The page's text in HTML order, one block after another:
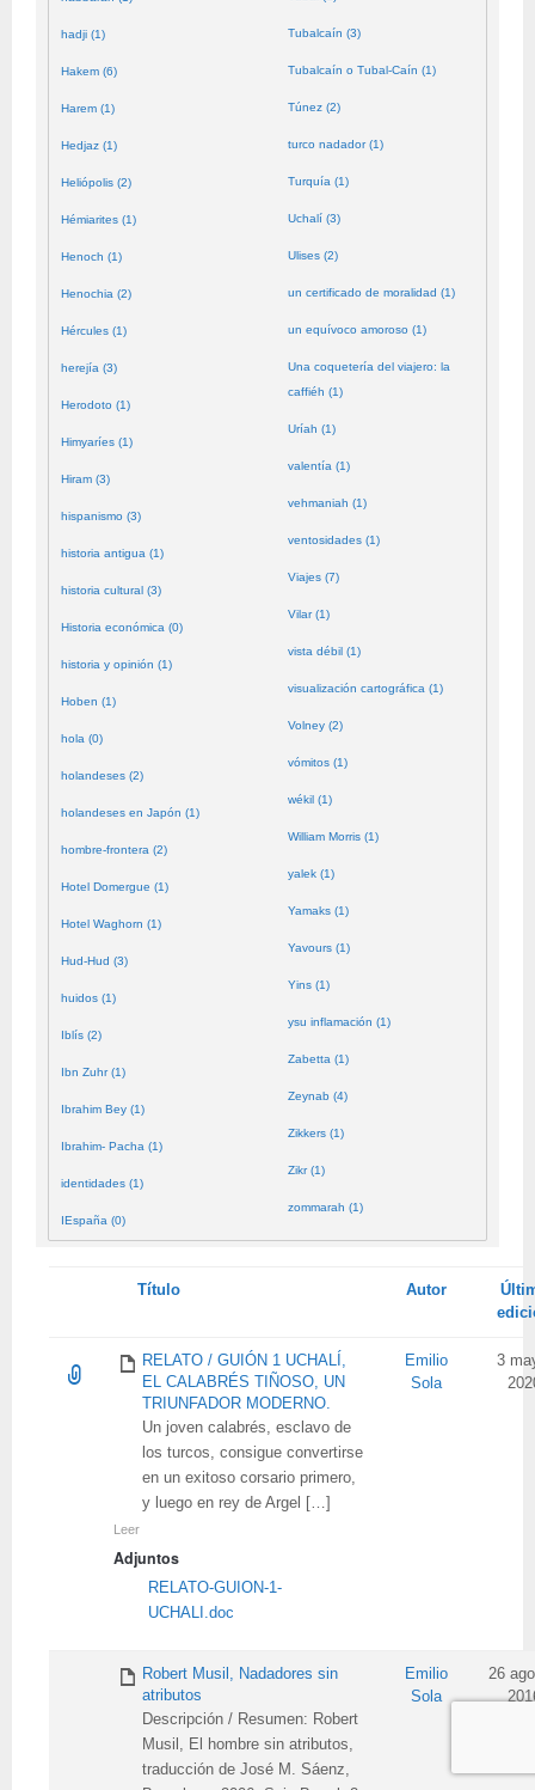
hadji (1)
Hakem (6)
Harem (1)
Hedjaz (1)
Heliópolis (2)
Hémiarites (1)
Henoch (1)
Henochia (2)
Hércules (1)
herejía (3)
Herodoto (1)
Himyaríes (1)
Hiram (3)
hispanismo (3)
historia antigua (1)
historia cultural (3)
Historia económica (0)
historia y opinión (1)
Hoben (1)
hola (0)
holandeses (2)
holandeses en Japón (1)
hombre-frontera (2)
Hotel Domergue (1)
Hotel Waghorn (1)
Hud-Hud (3)
huidos (1)
Iblís (2)
Ibn Zuhr (1)
Ibrahim Bey (1)
Ibrahim- Pacha (1)
identidades (1)
IEspaña (0)
Tubalcaín (3)
Tubalcaín o Tubal-Caín (1)
Túnez (2)
turco nadador (1)
Turquía (1)
Uchalí (3)
Ulises (2)
un certificado de moralidad (1)
un equívoco amoroso (1)
Una coquetería del viajero: la
caffiéh (1)
Uríah (1)
valentía (1)
vehmaniah (1)
ventosidades (1)
Viajes (7)
Vilar (1)
vista débil (1)
visualización cartográfica (1)
Volney (2)
vómitos (1)
wékil (1)
William Morris (1)
yalek (1)
Yamaks (1)
Yavours (1)
Yins (1)
ysu inflamación (1)
Zabetta (1)
Zeynab (4)
Zikkers (1)
Zikr (1)
zommarah (1)
Título Autor
RELATO / GUIÓN 1 UCHALÍ,
EL CALABRÉS TIÑOSO, UN
TRIUNFADOR MODERNO.
Un joven calabrés, esclavo de
los turcos, consigue convertirse
en un exitoso corsario primero,
y luego en rey de Argel […]
Leer
Adjuntos
RELATO-GUION-1-
UCHALI.doc
Emilio
Sola
3
Robert Musil, Nadadores sin
atributos
Descripción / Resumen: Robert
Musil, El hombre sin atributos,
traducción de José M. Sáenz,
Emilio
Sola
26